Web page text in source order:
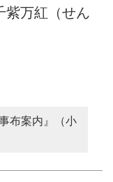
紫万紅（せん
布案内』（小